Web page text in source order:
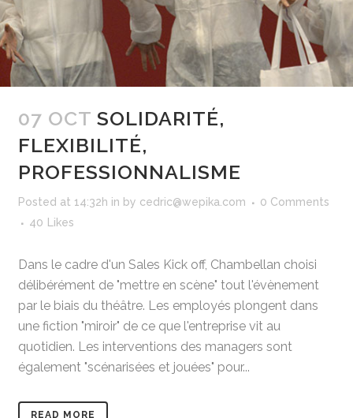
07 OCT SOLIDARITÉ,
FLEXIBILITÉ,
PROFESSIONNALISME
Posted at 14:32h in by cedric@wepika.com
0 Comments
40
Likes
Dans le cadre d'un Sales Kick off, Chambellan choisi
délibérément de "mettre en scène" tout l'évènement
par le biais du théâtre. Les employés plongent dans
une fiction "miroir" de ce que l'entreprise vit au
quotidien. Les interventions des managers sont
également "scénarisées et jouées" pour...
READ MORE